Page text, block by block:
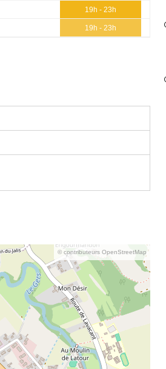
19h - 23h
19h - 23h
© contributeurs OpenStreetMap